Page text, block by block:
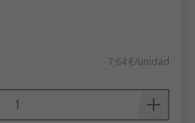
7,64 €/unidad